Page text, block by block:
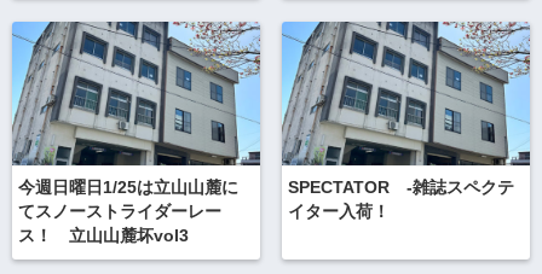
今週日曜日1/25は立山山麓に
てスノーストライダーレー
ス！ 立山山麓坏vol3
SPECTATOR -雑誌スペクテ
イター入荷！